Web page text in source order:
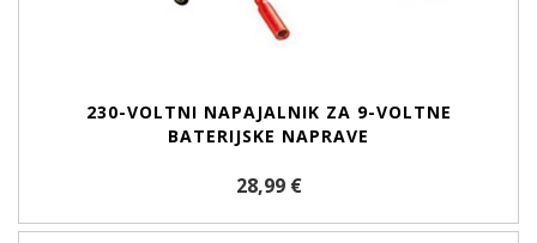
230-VOLTNI NAPAJALNIK ZA 9-VOLTNE
BATERIJSKE NAPRAVE
28,99 €